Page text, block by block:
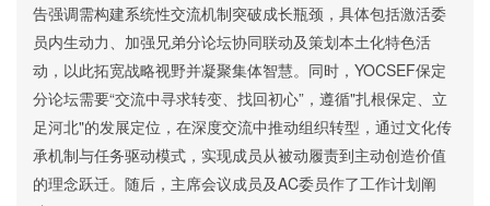
告强调需构建系统性交流机制突破成长瓶颈，具体包括激活委
员内生动力、加强兄弟分论坛协同联动及策划本土化特色活
动，以此拓宽战略视野并凝聚集体智慧。同时 ， YOCSEF保定
分论坛需要“交流中寻求转变、找回初心”，遵循"扎根保定、 立
足河北"的发展定位，在深度交流中推动组织转型，通过文化传
承机制与任务驱动模式，实现成员从被动履责到主动创造价值
的理念跃迁。随后， 主席会议成员及AC委员作了工作计划阐